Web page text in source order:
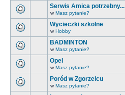
Serwis Amica potrzebny...
w Masz pytanie?
Wycieczki szkolne
w Hobby
BADMINTON
w Masz pytanie?
Opel
w Masz pytanie?
Poród w Zgorzelcu
w Masz pytanie?